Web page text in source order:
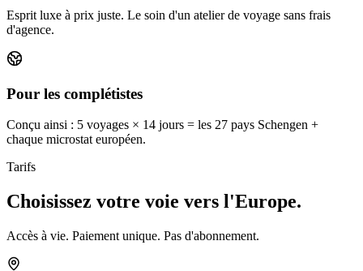
Esprit luxe à prix juste. Le soin d'un atelier de voyage sans frais
d'agence.
Pour les complétistes
Conçu ainsi : 5 voyages × 14 jours = les 27 pays Schengen +
chaque microstat européen.
Tarifs
Choisissez votre voie vers l'Europe.
Accès à vie. Paiement unique. Pas d'abonnement.